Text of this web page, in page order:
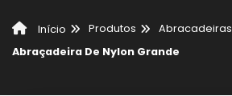
Início Produtos
Abracadeiras
Abraçadeira De Nylon Grande